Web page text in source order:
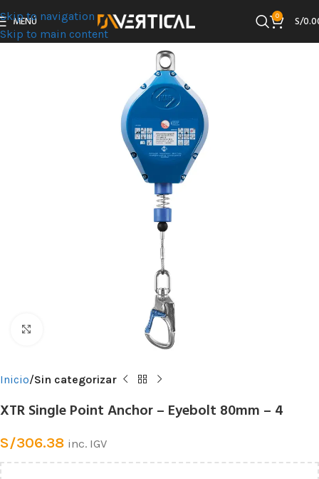
Skip to navigation
Skip to main content
MENÚ 0 S/
Inicio Sin categorizar
XTR Single Point Anchor – Eyebolt 80mm – 4
S/306.38 inc. IGV